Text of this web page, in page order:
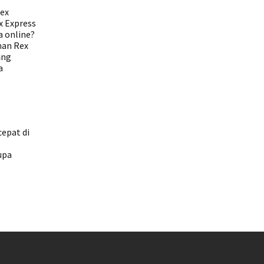
Express
online?
Rex
di